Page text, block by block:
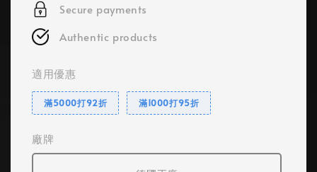
Secure payments
Authentic products
適用優惠
滿5000打92折 滿1000打95折
廠牌